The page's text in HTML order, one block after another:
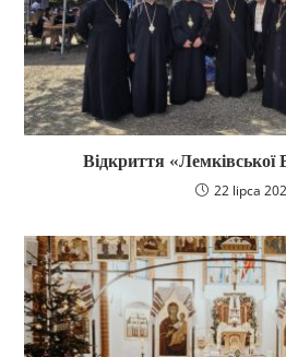
Відкриття
22 lipca